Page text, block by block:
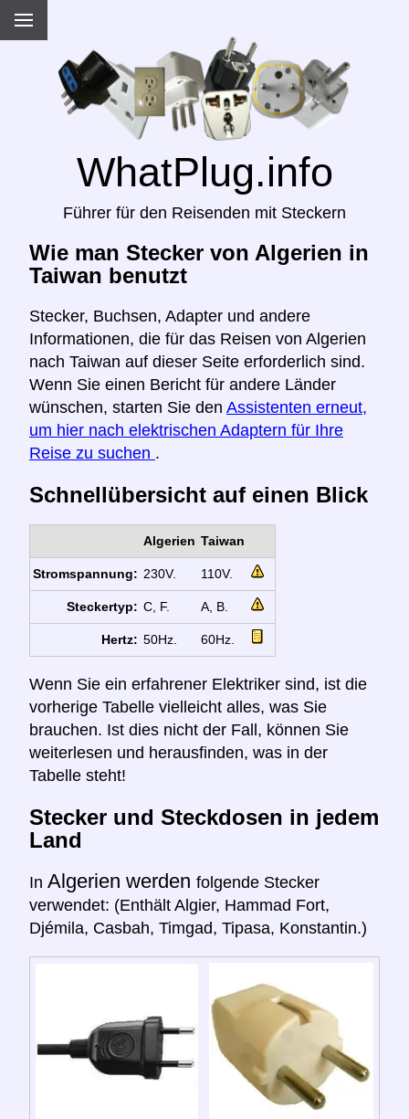
WhatPlug.info
Führer für den Reisenden mit Steckern
Wie man Stecker von Algerien in
Taiwan benutzt
Stecker, Buchsen, Adapter und andere
Informationen, die für das Reisen von Algerien
nach Taiwan auf dieser Seite erforderlich sind.
Wenn Sie einen Bericht für andere Länder
wünschen, starten Sie den Assistenten erneut,
um hier nach elektrischen Adaptern für Ihre
Reise zu suchen .
Schnellübersicht auf einen Blick
Algerien Taiwan
Stromspannung: 230V. 110V.
Steckertyp: C, F. A, B.
Hertz: 50Hz. 60Hz.
Wenn Sie ein erfahrener Elektriker sind, ist die
vorherige Tabelle vielleicht alles, was Sie
brauchen. Ist dies nicht der Fall, können Sie
weiterlesen und herausfinden, was in der
Tabelle steht!
Stecker und Steckdosen in jedem
Land
In Algerien werden folgende Stecker
verwendet: (Enthält Algier, Hammad Fort,
Djémila, Casbah, Timgad, Tipasa, Konstantin.)